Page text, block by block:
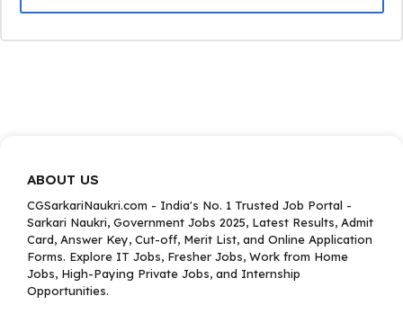
ABOUT US
CGSarkariNaukri.com - India's No. 1 Trusted Job Portal -
Sarkari Naukri, Government Jobs 2025, Latest Results, Admit
Card, Answer Key, Cut-off, Merit List, and Online Application
Forms. Explore IT Jobs, Fresher Jobs, Work from Home
Jobs, High-Paying Private Jobs, and Internship
Opportunities.